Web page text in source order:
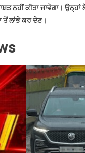
ਨਹੀਂ ਕੀਤਾ ਜਾਵੇਗਾ। ਉਨ੍ਹਾਂ
ਤੋਂ ਲਾਂਭੇ ਕਰ ਦੇਣ।